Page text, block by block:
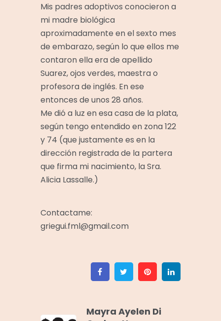
Mis padres adoptivos conocieron a
mi madre biológica
aproximadamente en el sexto mes
de embarazo, según lo que ellos me
contaron ella era de apellido
Suarez, ojos verdes, maestra o
profesora de inglés. En ese
entonces de unos 28 años.
Me dió a luz en esa casa de la plata,
según tengo entendido en zona 122
y 74 (que justamente es en la
dirección registrada de la partera
que firma mi nacimiento, la Sra.
Alicia Lassalle.)
Contactame:
griegui.fml@gmail.com
FacebookTwitter Pinterest
Mayra Ayelen Di